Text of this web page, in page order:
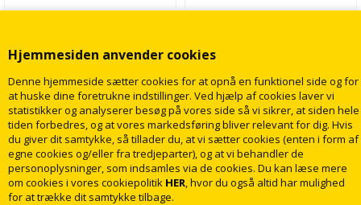
Hjemmesiden anvender cookies
Denne hjemmeside sætter cookies for at opnå en funktionel side og for
at huske dine foretrukne indstillinger. Ved hjælp af cookies laver vi
statistikker og analyserer besøg på vores side så vi sikrer, at siden hele
tiden forbedres, og at vores markedsføring bliver relevant for dig. Hvis
du giver dit samtykke, så tillader du, at vi sætter cookies (enten i form af
egne cookies og/eller fra tredjeparter), og at vi behandler de
personoplysninger, som indsamles via de cookies. Du kan læse mere
om cookies i vores cookiepolitik HER, hvor du også altid har mulighed
for at trække dit samtykke tilbage.
2.069,00
Levering2dage
550,00
Levering2dage